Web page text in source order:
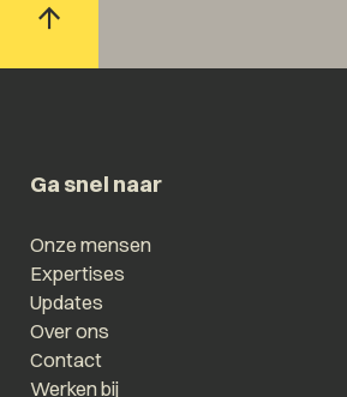
Ga snel naar
Onze mensen
Expertises
Updates
Over ons
Contact
Werken bij